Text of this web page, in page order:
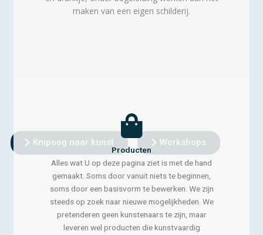
maken van een eigen schilderij.
Knipoog naar kunst Workshops
Producten
Alles wat U op deze pagina ziet is met de hand
gemaakt. Soms door vanuit niets te beginnen,
soms door een basisvorm te bewerken. We zijn
steeds op zoek naar nieuwe mogelijkheden. We
pretenderen geen kunstenaars te zijn, maar
leveren wel producten die kunstvaardig